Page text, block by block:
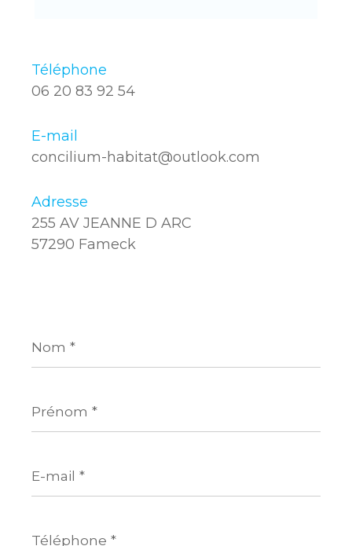
Téléphone
06 20 83 92 54
E-mail
concilium-habitat@outlook.com
Adresse
255 AV JEANNE D ARC
57290 Fameck
*
*
mail
*
*